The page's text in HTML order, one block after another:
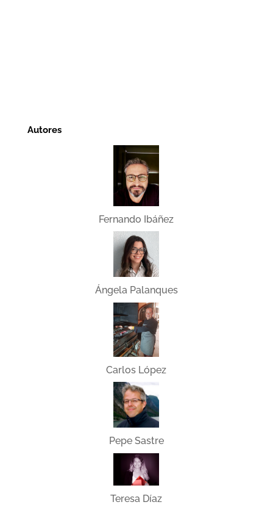
Autores
Fernando Ibáñez
Ángela Palanques
Carlos López
Pepe Sastre
Teresa Díaz